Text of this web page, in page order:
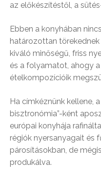
az előkészítéstől, a
Ebben a konyhában
határozottan
kiváló minőségű, friss
és a folyamatot, ahogy
ételkompozícióik
Ha címkéznünk kellene,
bisztronómia”-ként
európai konyhája
régiók nyersanyagait és
párosításokban, de
produkálva.